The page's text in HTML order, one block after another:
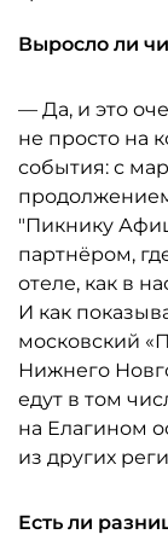
Выросло ли
— Да, и это
не просто на
события: с
"Пикнику
партнёром,
отеле, как в
И как
московский
Нижнего
едут в том
на Елагином
из других
Есть ли